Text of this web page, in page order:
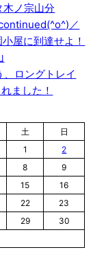
ノ宗山分
／
屋に到達せよ！
、ロングトレイ
ました！
土
日
1
2
8
9
15
16
22
23
29
30